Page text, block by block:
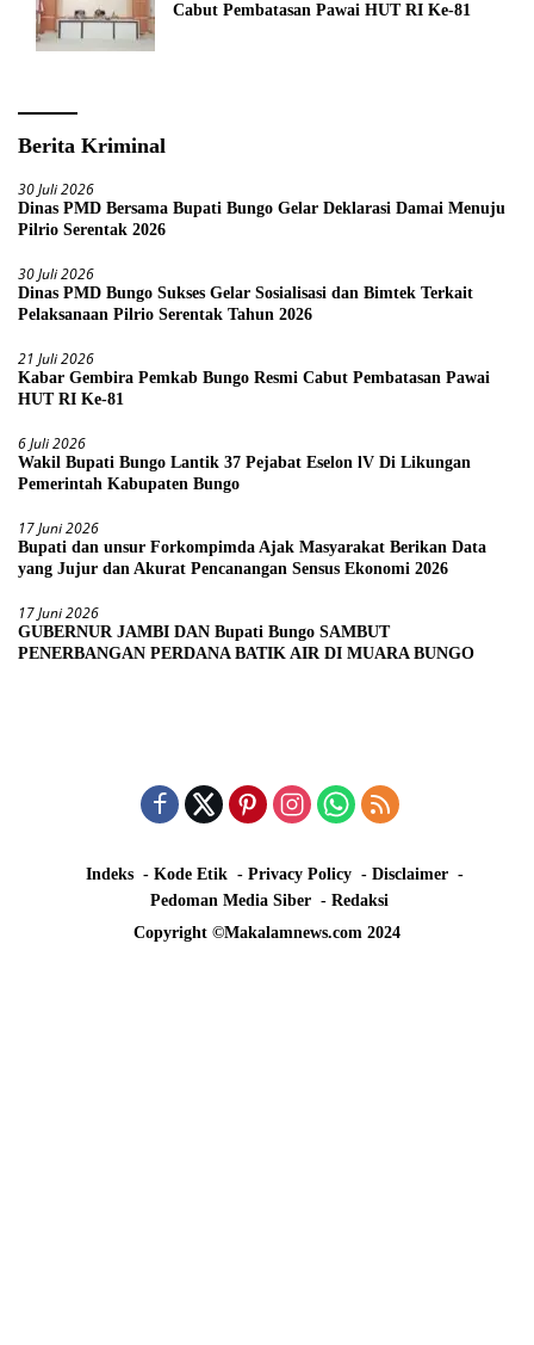
Cabut Pembatasan Pawai HUT RI Ke-81
Berita Kriminal
30 Juli 2026
Dinas PMD Bersama Bupati Bungo Gelar Deklarasi Damai Menuju
Pilrio Serentak 2026
30 Juli 2026
Dinas PMD Bungo Sukses Gelar Sosialisasi dan Bimtek Terkait
Pelaksanaan Pilrio Serentak Tahun 2026
21 Juli 2026
Kabar Gembira Pemkab Bungo Resmi Cabut Pembatasan Pawai
HUT RI Ke-81
6 Juli 2026
Wakil Bupati Bungo Lantik 37 Pejabat Eselon lV Di Likungan
Pemerintah Kabupaten Bungo
17 Juni 2026
Bupati dan unsur Forkompimda Ajak Masyarakat Berikan Data
yang Jujur dan Akurat Pencanangan Sensus Ekonomi 2026
17 Juni 2026
GUBERNUR JAMBI DAN Bupati Bungo SAMBUT
PENERBANGAN PERDANA BATIK AIR DI MUARA BUNGO
Indeks Kode Etik Privacy Policy
Disclaimer
Pedoman Media Siber
Redaksi
Copyright ©Makalamnews.com 2024